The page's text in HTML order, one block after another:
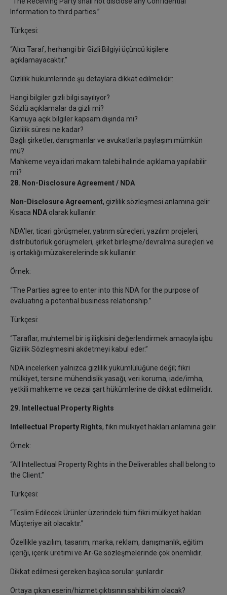
Information to third parties.”
Türkçesi:
“Alıcı Taraf, herhangi bir Gizli Bilgiyi üçüncü kişilere
açıklamayacaktır.”
Gizlilik hükümlerinde şu detaylara dikkat edilmelidir:
Hangi bilgiler gizli bilgi sayılıyor?
Sözlü açıklamalar da gizli mi?
Kamuya açık bilgiler kapsam dışında mı?
Gizlilik süresi ne kadar?
Bağlı şirketler, danışmanlar ve avukatlarla paylaşım mümkün
mü?
Mahkeme veya idari makam talebi halinde açıklama yapılabilir
mi?
28. Non-Disclosure Agreement / NDA
Non-Disclosure Agreement, gizlilik sözleşmesi anlamına gelir.
Kısaca NDA olarak kullanılır.
NDA’ler, ticari görüşmeler, yatırım süreçleri, yazılım projeleri,
distribütörlük görüşmeleri, şirket birleşme/devralma süreçleri ve
iş ortaklığı müzakerelerinde sık kullanılır.
Örnek:
“The Parties agree to enter into this NDA for the purpose of
evaluating a potential business relationship.”
Türkçesi:
“Taraflar, muhtemel bir iş ilişkisini değerlendirmek amacıyla işbu
Gizlilik Sözleşmesini akdetmeyi kabul eder.”
NDA incelerken yalnızca gizlilik yükümlülüğüne değil; fikri
mülkiyet, tersine mühendislik yasağı, veri koruma, iade/imha,
yetkili mahkeme ve cezai şart hükümlerine de dikkat edilmelidir.
29. Intellectual Property Rights
Intellectual Property Rights, fikri mülkiyet hakları anlamına gelir.
Örnek:
“All Intellectual Property Rights in the Deliverables shall belong to
the Client.”
Türkçesi:
“Teslim Edilecek Ürünler üzerindeki tüm fikri mülkiyet hakları
Müşteriye ait olacaktır.”
Özellikle yazılım, tasarım, marka, reklam, danışmanlık, eğitim
içeriği, içerik üretimi ve Ar-Ge sözleşmelerinde çok önemlidir.
Dikkat edilmesi gereken başlıca sorular şunlardır:
Ortaya çıkan eserin/hizmet çıktısının sahibi kim olacak?